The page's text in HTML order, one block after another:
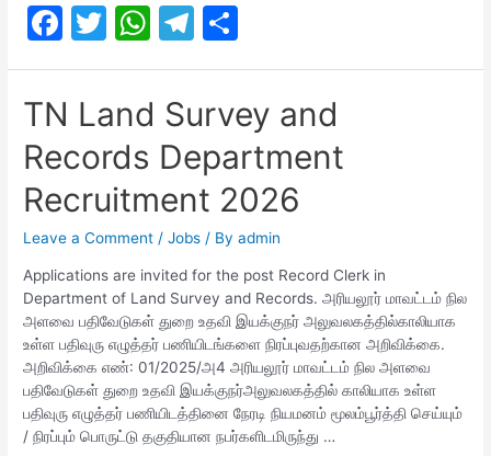
of
Prosecution
2026
8th
Pass
Assistant
F
a
c
e
b
o
o
k
T
w
er
W
h
at
s
A
p
p
T
el
gr
a
m
h
e
TN Land Survey and
Records Department
Recruitment 2026
Leave a Comment /Jobs / Byadmin
Applications are invited for the post Record Clerk in
Department of Land Survey and Records. அரியலூர் மாவட்டம் நில
அளவை பதிவேடுகள் துறை உதவி இயக்குநர் அலுவலகத்தில்காலியாக
உள்ள பதிவுரு எழுத்தர் பணியிடங்களை நிரப்புவதற்கான அறிவிக்கை.
அறிவிக்கை எண்: 01/2025/அ4 அரியலூர் மாவட்டம் நில அளவை
பதிவேடுகள் துறை உதவி இயக்குநர்அலுவலகத்தில் காலியாக உள்ள
பதிவுரு எழுத்தர் பணியிடத்தினை நேரடி நியமனம் மூலம்பூர்த்தி செய்யும்
/ நிரப்பும் பொருட்டு தகுதியான நபர்களிடமிருந்து …